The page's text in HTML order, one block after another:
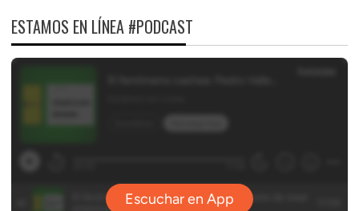
ESTAMOS EN LÍNEA #PODCAST